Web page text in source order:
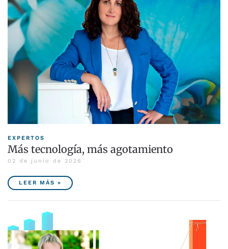
EXPERTOS
Más tecnología, más agotamiento
02 de junio de 2026
LEER MÁS »